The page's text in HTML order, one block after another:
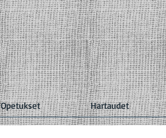
Opetukset Hartaudet